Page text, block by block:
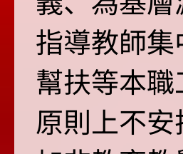
指導教師
幫扶等本
原則上不